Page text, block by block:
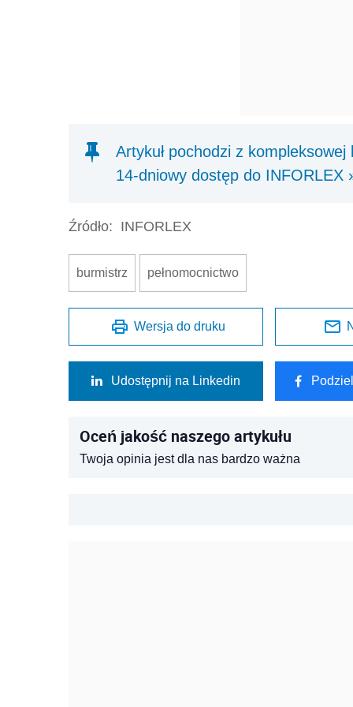
Artykuł pochodzi z
14-dniowy dostęp do INFORLEX
Źródło: INFORLEX
burmistrz pełnomocnictwo
Wersja do druku
Udostępnij na Linkedin
Oceń jakość naszego artykułu
Twoja opinia jest dla nas bardzo ważna